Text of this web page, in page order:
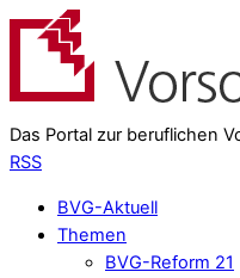
Das Portal zur beruflichen
RSS
BVG-Aktuell
Themen
BVG-Reform 21